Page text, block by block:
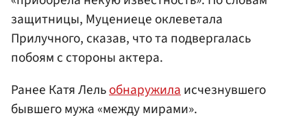
защитницы, Муцениеце оклеветала
Прилучного, сказав, что та подвергалась
побоям с стороны актера.
Ранее Катя Лельобнаружилаисчезнувшего
бывшего мужа «между мирами».